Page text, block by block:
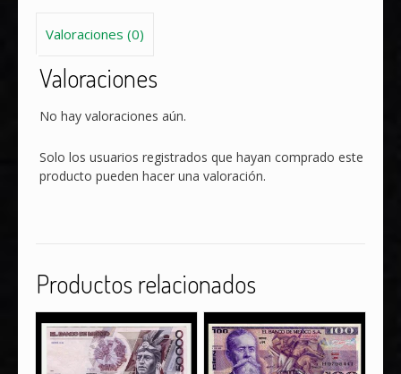
Valoraciones (0)
Valoraciones
No hay valoraciones aún.
Solo los usuarios registrados que hayan comprado este
producto pueden hacer una valoración.
Productos relacionados